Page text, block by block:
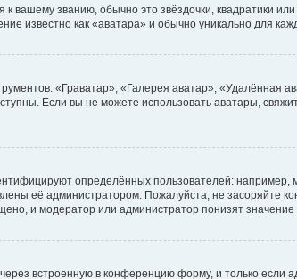
вашему званию, обычно это звёздочки, квадратики
известно как «аватара» и обычно уникально для
«Граватар», «Галерея аватар», «Удалённая
Если вы не можете использовать аватары,
определённых пользователей: например,
её администратором. Пожалуйста, не засоряйте
и модератор или администратор понизят
встроенную в конференцию форму, и только если